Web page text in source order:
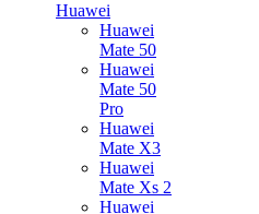
Huawei
Huawei
Mate 50
Huawei
Mate 50
Pro
Huawei
Mate X3
Huawei
Mate Xs 2
Huawei